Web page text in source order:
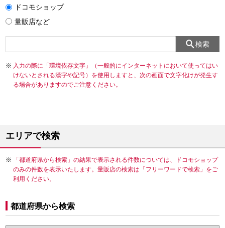
ドコモショップ
量販店など
検索
入力の際に「環境依存文字」（一般的にインターネットにおいて使ってはい
けないとされる漢字や記号）を使用しますと、次の画面で文字化けが発生す
る場合がありますのでご注意ください。
エリアで検索
「都道府県から検索」の結果で表示される件数については、ドコモショップ
のみの件数を表示いたします。量販店の検索は「フリーワードで検索」をご
利用ください。
都道府県から検索